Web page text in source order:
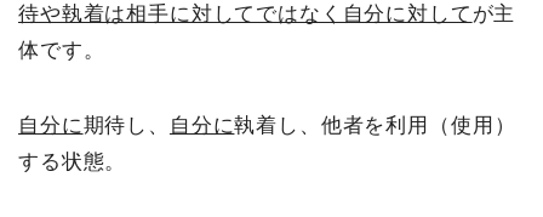
待や執着は相手に対してではなく自分に対して が主
体です。
自分に期待し、 自分に執着し、他者を利用（使用）
する状態。